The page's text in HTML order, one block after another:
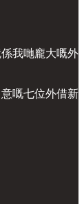
我哋龐大嘅外
嘅七位外借新